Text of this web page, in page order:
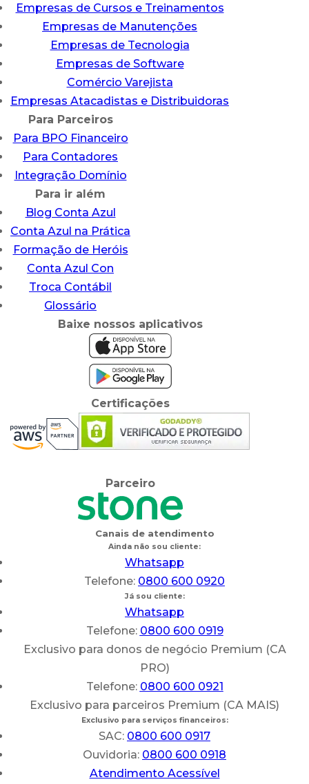
Empresas de Cursos e Treinamentos
Empresas de Manutenções
Empresas de Tecnologia
Empresas de Software
Comércio Varejista
Empresas Atacadistas e Distribuidoras
Para Parceiros
Para BPO Financeiro
Para Contadores
Integração Domínio
Para ir além
Blog Conta Azul
Conta Azul na Prática
Formação de Heróis
Conta Azul Con
Troca Contábil
Glossário
Baixe nossos aplicativos
Certificações
Parceiro
Canais de atendimento
Ainda não sou cliente:
Whatsapp
Telefone: 0800 600 0920
Já sou cliente:
Whatsapp
Telefone: 0800 600 0919
Exclusivo para donos de negócio Premium (CA
PRO)
Telefone: 0800 600 0921
Exclusivo para parceiros Premium (CA MAIS)
Exclusivo para serviços financeiros:
SAC: 0800 600 0917
Ouvidoria: 0800 600 0918
Atendimento Acessível